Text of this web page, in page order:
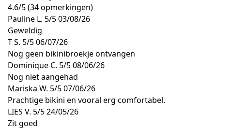
4.6/5(34 opmerkingen)
Pauline L. 5/503/08/26
Geweldig
T S. 5/506/07/26
Nog geen bikinibroekje ontvangen
Dominique C. 5/508/06/26
Nog niet aangehad
Mariska W. 5/507/06/26
Prachtige bikini en vooral erg comfortabel.
LIES V. 5/524/05/26
Zit goed